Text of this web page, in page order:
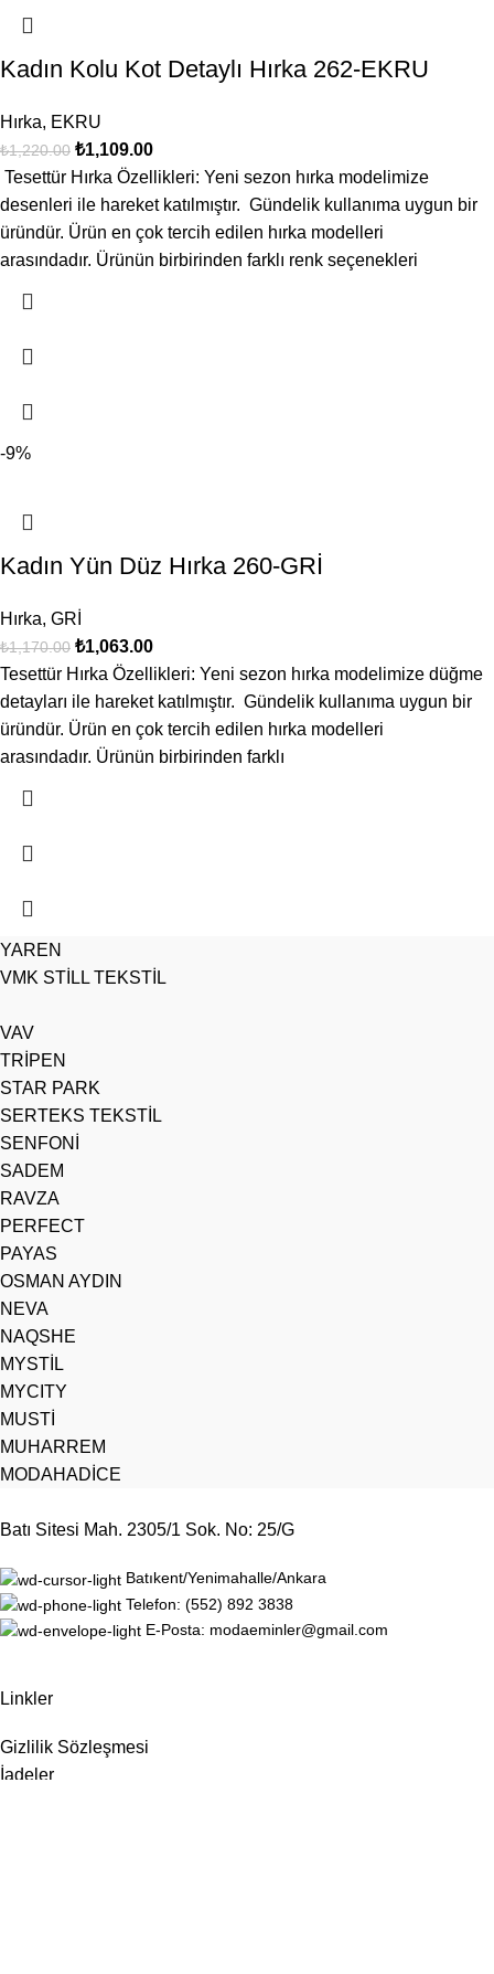
Kadın Kolu Kot Detaylı Hırka 262-EKRU
Hırka, EKRU
₺1,220.00 ₺1,109.00
Tesettür Hırka Özellikleri: Yeni sezon hırka modelimize
desenleri ile hareket katılmıştır. Gündelik kullanıma uygun bir
üründür. Ürün en çok tercih edilen hırka modelleri
arasındadır. Ürünün birbirinden farklı renk seçenekleri
-9%
Kadın Yün Düz Hırka 260-GRİ
Hırka, GRİ
₺1,170.00 ₺1,063.00
Tesettür Hırka Özellikleri: Yeni sezon hırka modelimize düğme
detayları ile hareket katılmıştır. Gündelik kullanıma uygun bir
üründür. Ürün en çok tercih edilen hırka modelleri
arasındadır. Ürünün birbirinden farklı
YAREN
VMK STİLL TEKSTİL
VAV
TRİPEN
STAR PARK
SERTEKS TEKSTİL
SENFONİ
SADEM
RAVZA
PERFECT
PAYAS
OSMAN AYDIN
NEVA
NAQSHE
MYSTİL
MYCITY
MUSTİ
MUHARREM
MODAHADİCE
Batı Sitesi Mah. 2305/1 Sok. No: 25/G
Batıkent/Yenimahalle/Ankara
Telefon: (552) 892 3838
E-Posta: modaeminler@gmail.com
Linkler
Gizlilik Sözleşmesi
İadeler